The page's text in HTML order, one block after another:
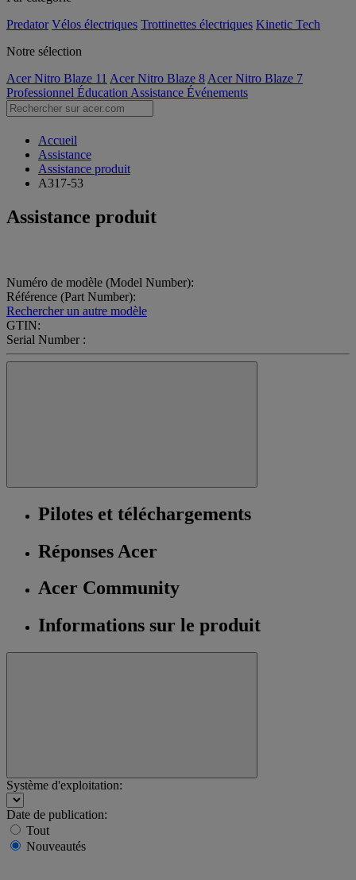
Predator Vélos électriques Trottinettes électriques Kinetic Tech
Notre sélection
Acer Nitro Blaze 11 Acer Nitro Blaze 8 Acer Nitro Blaze 7
Professionnel Éducation Assistance Événements
Accueil
Assistance
Assistance produit
A317-53
Assistance produit
Numéro de modèle (Model Number):
Référence (Part Number):
Rechercher un autre modèle
GTIN:
Serial Number :
Pilotes et téléchargements
Réponses Acer
Acer Community
Informations sur le produit
Système d'exploitation:
Date de publication:
Tout
Nouveautés